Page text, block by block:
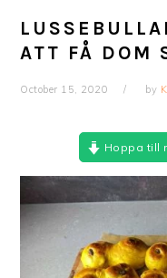
ATT FÅ DOM
October 15, 2020 by
Hoppa till